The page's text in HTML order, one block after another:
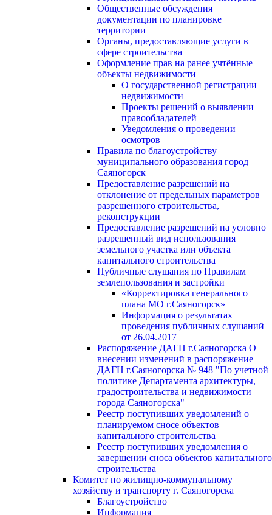
Общественные обсуждения
документации по планировке
территории
Органы, предоставляющие услуги в
сфере строительства
Оформление прав на ранее учтённые
объекты недвижимости
О государственной регистрации
недвижимости
Проекты решений о выявлении
правообладателей
Уведомления о проведении
осмотров
Правила по благоустройству
муниципального образования город
Саяногорск
Предоставление разрешений на
отклонение от предельных параметров
разрешенного строительства,
реконструкции
Предоставление разрешений на условно
разрешенный вид использования
земельного участка или объекта
капитального строительства
Публичные слушания по Правилам
землепользования и застройки
«Корректировка генерального
плана МО г.Саяногорск»
Информация о результатах
проведения публичных слушаний
от 26.04.2017
Распоряжение ДАГН г.Саяногорска О
внесении изменений в распоряжение
ДАГН г.Саяногорска № 948 "По учетной
политике Департамента архитектуры,
градостроительства и недвижимости
города Саяногорска"
Реестр поступивших уведомлений о
планируемом сносе объектов
капитального строительства
Реестр поступивших уведомления о
завершении сноса объектов капитального
строительства
Комитет по жилищно-коммунальному
хозяйству и транспорту г. Саяногорска
Благоустройство
Информация